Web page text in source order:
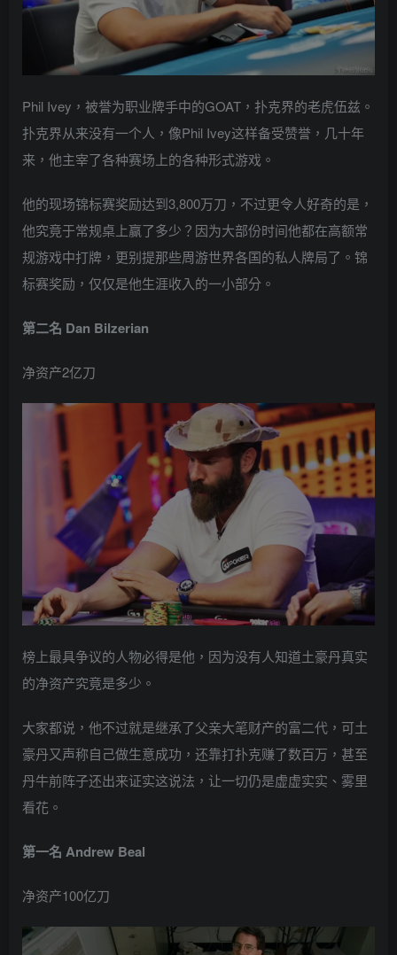
Phil Ivey，被誉为职业牌手中的GOAT，扑克界的老虎伍兹。
扑克界从来没有一个人，像Phil Ivey这样备受赞誉，几十年
来，他主宰了各种赛场上的各种形式游戏。
他的现场锦标赛奖励达到3,800万刀，不过更令人好奇的是，
他究竟于常规桌上赢了多少？因为大部份时间他都在高额常
规游戏中打牌，更别提那些周游世界各国的私人牌局了。锦
标赛奖励，仅仅是他生涯收入的一小部分。
第二名 Dan Bilzerian
净资产2亿刀
榜上最具争议的人物必得是他，因为没有人知道土豪丹真实
的净资产究竟是多少。
大家都说，他不过就是继承了父亲大笔财产的富二代，可土
豪丹又声称自己做生意成功，还靠打扑克赚了数百万，甚至
丹牛前阵子还出来证实这说法，让一切仍是虚虚实实、雾里
看花。
第一名 Andrew Beal
净资产100亿刀